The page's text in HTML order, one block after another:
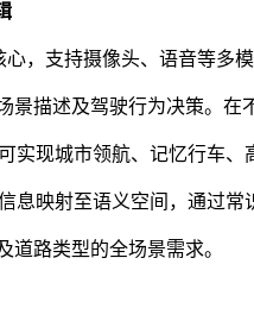
，支持摄像头、语音等多
景描述及驾驶行为决策。在
实现城市领航、记忆行车、
息映射至语义空间，通过常
道路类型的全场景需求。